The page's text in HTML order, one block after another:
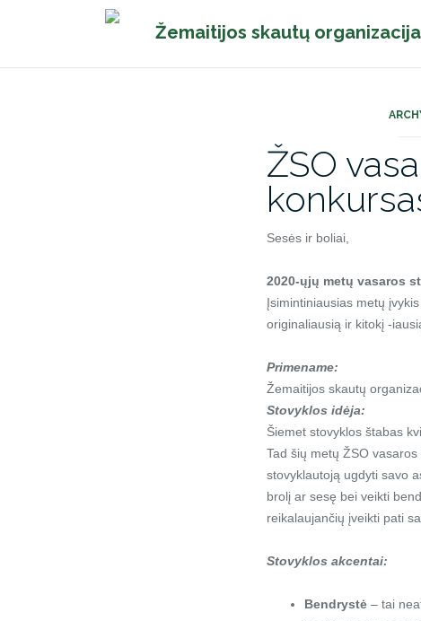
Žemaitijos skautų organizacija
ŽSO
Sesės ir boliai,
2020-ųjų metų vasaros
Įsimintiniausias metų
originaliausią ir kitokį -
Primename:
Žemaitijos skautų
Stovyklos idėja:
Šiemet stovyklos štabas
Tad šių metų ŽSO
stovyklautoją ugdyti savo
brolį ar sesę bei veikti
reikalaujančių įveikti pati
Stovyklos akcentai:
Bendrystė – tai